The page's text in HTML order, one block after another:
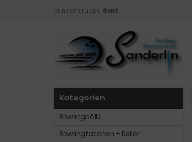
Kundengruppe: Gast
Kategorien
Bowlingbälle
Bowlingtaschen + Roller